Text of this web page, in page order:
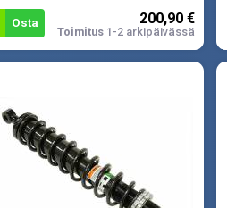
09-14 ja Grizzly 700 4X4 07-13.
Osta 200,90 €
Toimitus1-2 arkipäivässä